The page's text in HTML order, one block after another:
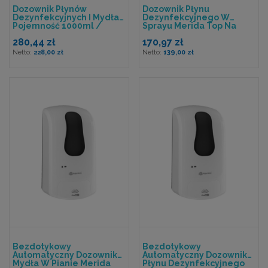
Dozownik Płynów
Dezynfekcyjnych I Mydła,
Pojemność 1000ml /
500ml, Przycisk Łokciowy
280,44 zł
228,00 zł
Dozownik Płynu
Dezynfekcyjnego W
Sprayu Merida Top Na
Wkłady 1000 Ml, Okienko
Czerwone
170,97 zł
139,00 zł
Bezdotykowy
Automatyczny Dozownik
Mydła W Pianie Merida
Bezdotykowy
Automatyczny Dozownik
Płynu Dezynfekcyjnego